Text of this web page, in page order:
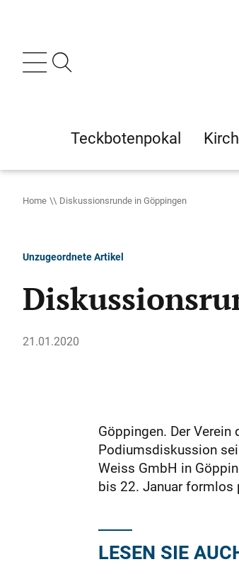
Teckbotenpokal
Home Diskussionsrunde in Göppingen
Unzugeordnete Artikel
21.01.2020
Göppingen. Der
Podiumsdiskussion
Weiss GmbH in
bis 22. Januar formlos
LESEN SIE